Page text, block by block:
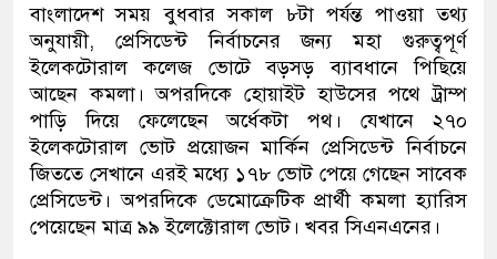
বাংলাদেশ সময় বুধবার সকাল ৮টা পর্যন্ত পাওয়া তথ্য
অনুযায়ী, প্রেসিডেন্ট নির্বাচনের জন্য মহা গুরুত্বপূর্ণ
ইলেকটোরাল কলেজ ভোটে বড়সড় ব্যাবধানে পিছিয়ে
আছেন কমলা। অপরদিকে হোয়াইট হাউসের পথে ট্রাম্প
পাড়ি দিয়ে ফেলেছেন অর্ধেকটা পথ। যেখানে ২৭০
ইলেকটোরাল ভোট প্রয়োজন মার্কিন প্রেসিডেন্ট নির্বাচনে
জিততে সেখানে এরই মধ্যে ১৭৮ ভোট পেয়ে গেছেন সাবেক
প্রেসিডেন্ট। অপরদিকে ডেমোক্রেটিক প্রার্থী কমলা হ্যারিস
পেয়েছেন মাত্র ৯৯ ইলেক্টোরাল ভোট। খবর সিএনএনের।